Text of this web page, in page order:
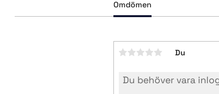
Omdömen
Du